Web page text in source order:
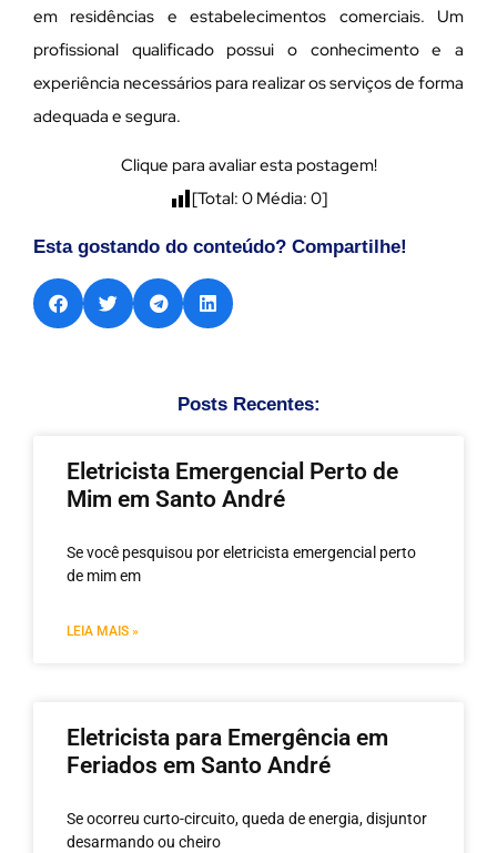
em residências e estabelecimentos comerciais. Um
profissional qualificado possui o conhecimento e a
experiência necessários para realizar os serviços de forma
adequada e segura.
Clique para avaliar esta postagem!
[Total: 0 Média: 0]
Esta gostando do conteúdo? Compartilhe!
Posts Recentes:
Eletricista Emergencial Perto de
Mim em Santo André
Se você pesquisou por eletricista emergencial perto
de mim em
LEIA MAIS »
Eletricista para Emergência em
Feriados em Santo André
Se ocorreu curto-circuito, queda de energia, disjuntor
desarmando ou cheiro